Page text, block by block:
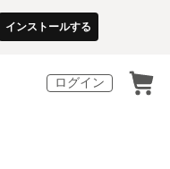
インストールする
ログイン